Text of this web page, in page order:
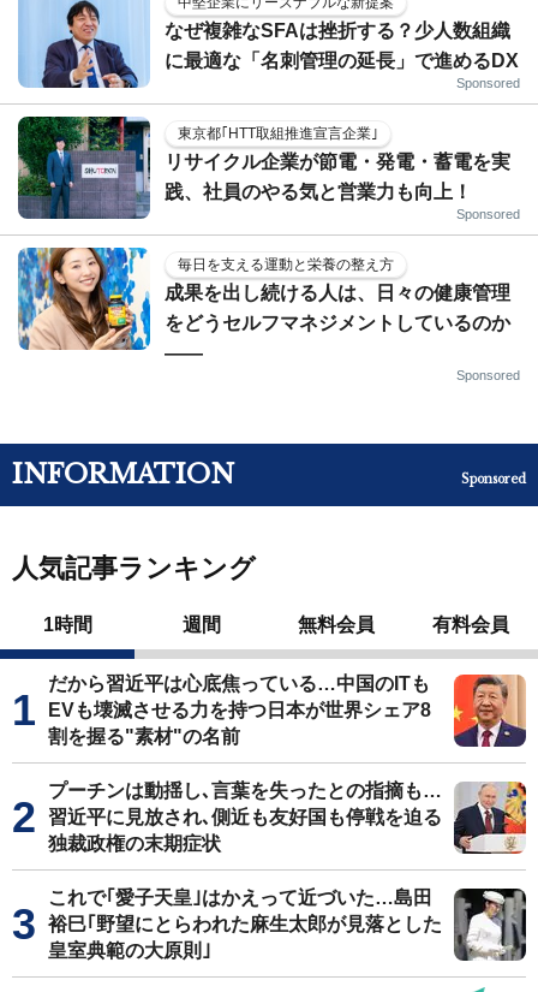
なぜ複雑なSFAは挫折する？少人数組織
に最適な「名刺管理の延長」で進めるDX
Sponsored
東京都｢HTT取組推進宣言企業｣
リサイクル企業が節電・発電・蓄電を実
践、社員のやる気と営業力も向上！
Sponsored
毎日を支える運動と栄養の整え方
成果を出し続ける人は、日々の健康管理
をどうセルフマネジメントしているのか
——
Sponsored
INFORMATION Sponsored
人気記事ランキング
1時間 週間 無料会員 有料会員
だから習近平は心底焦っている…中国のITも
EVも壊滅させる力を持つ日本が世界シェア8
割を握る"素材"の名前
プーチンは動揺し､言葉を失ったとの指摘も…
習近平に見放され､側近も友好国も停戦を迫る
独裁政権の末期症状
これで｢愛子天皇｣はかえって近づいた…島田
裕巳｢野望にとらわれた麻生太郎が見落とした
皇室典範の大原則｣